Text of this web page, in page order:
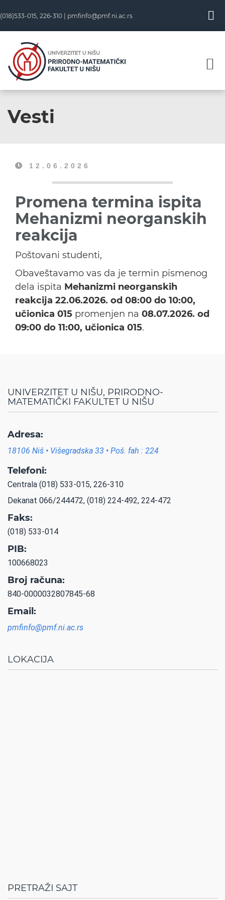
(018)533-015, 226-310 | pmfinfo@pmf.ni.ac.rs
Vesti
12.06.2026
Promena termina ispita
Mehanizmi neorganskih
reakcija
Poštovani studenti,
Obaveštavamo vas da je termin pismenog
dela ispita Mehanizmi neorganskih
reakcija 22.06.2026. od 08:00 do 10:00,
učionica 015 promenjen na 08.07.2026. od
09:00 do 11:00, učionica 015.
UNIVERZITET U NIŠU, PRIRODNO-
MATEMATIČKI FAKULTET U NIŠU
Adresa:
18106 Niš • Višegradska 33 • Poš. fah : 224
Telefoni:
Centrala (018) 533-015, 226-310
Dekanat 066/244472, (018) 224-492, 224-472
Faks:
(018) 533-014
PIB:
100668023
Broj računa:
840-0000032807845-68
Email:
pmfinfo@pmf.ni.ac.rs
LOKACIJA
PRETRAŽI SAJT